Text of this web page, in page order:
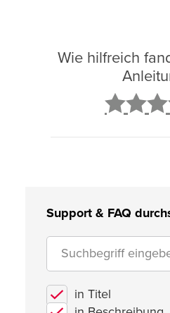
Wie hilfreich
Support & FAQ
in Titel